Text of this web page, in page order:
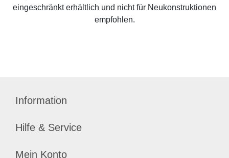
eingeschränkt erhältlich und nicht für Neukonstruktionen
empfohlen.
Information
Hilfe & Service
Mein Konto